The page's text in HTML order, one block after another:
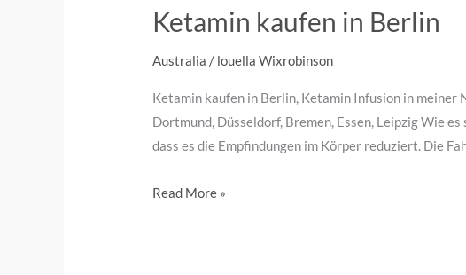
Ketamin kaufen in Berlin
Australia / louella Wixrobinson
Ketamin kaufen in Berlin, Ketamin Infusion in meiner
Dortmund, Düsseldorf, Bremen, Essen, Leipzig Wie
dass es die Empfindungen im Körper reduziert. Die
Read More »
Deutschland
Deutschland